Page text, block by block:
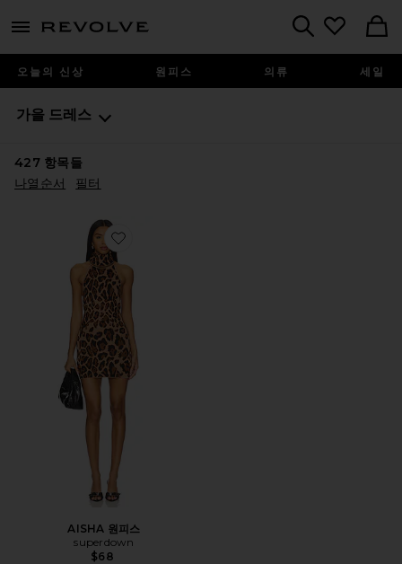
menu - shows more content
오늘의 신상 원피스 의류 세일
가을 드레스
427항목들
나열순서
필터
Favorite AISHA 원피스
AISHA 원피스
superdown
$68